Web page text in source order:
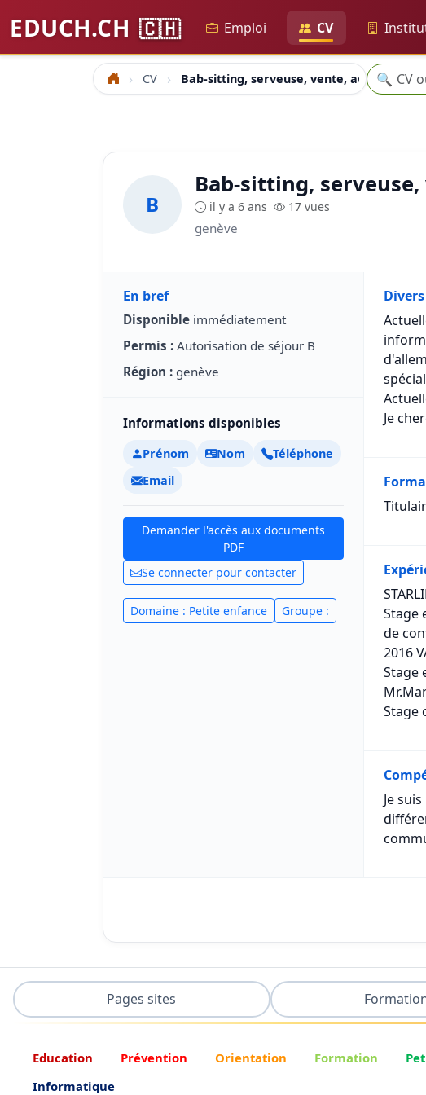
EDUCH.CH 🇨🇭 Emploi CV
Accueil CV Bab-sitting, serveuse, vente, agent de
🔍
B
Bab-sitting,
il y a 6 ans 17 vues
genève
En bref
Disponible immédiatement
Permis : Autorisation de séjour B
Région : genève
Informations disponibles
Prénom Nom
Téléphone
Email
Demander l'accès aux documents
PDF
Se connecter pour contacter
Domaine : Petite enfance Groupe :
Divers
Je
Stage
de
2016
Stage
Stage
Je
Pages sites
Education Prévention Orientation Formation
Informatique